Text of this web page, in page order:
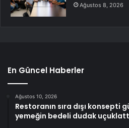
Ağustos 8, 2026
En Güncel Haberler
Ağustos 10, 2026
Restoranın sıra dışı konsepti
yemeğin bedeli dudak